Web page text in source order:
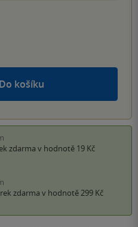
Do košíku
zdarma v hodnotě 19 Kč
zdarma v hodnotě 299 Kč